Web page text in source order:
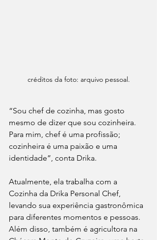
créditos da foto: arquivo pessoal.
“Sou chef de cozinha, mas gosto
mesmo de dizer que sou cozinheira.
Para mim, chef é uma profissão;
cozinheira é uma paixão e uma
identidade”, conta Drika.
Atualmente, ela trabalha com a
Cozinha da Drika Personal Chef,
levando sua experiência gastronômica
para diferentes momentos e pessoas.
Além disso, também é agricultora na